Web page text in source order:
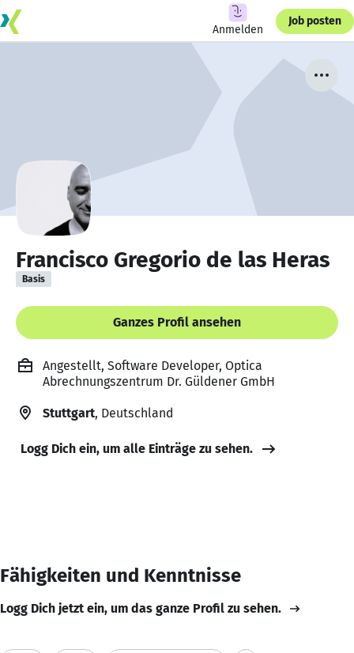
Anmelden
Job posten
Francisco Gregorio de las Heras
Basis
Ganzes Profil ansehen
Angestellt, Software Developer, Optica
Abrechnungszentrum Dr. Güldener GmbH
Stuttgart, Deutschland
Logg Dich ein, um alle Einträge zu sehen.
Fähigkeiten und Kenntnisse
Logg Dich jetzt ein, um das ganze Profil zu sehen.